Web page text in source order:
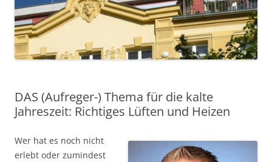
DAS (Aufreger-) Thema für die kalte
Jahreszeit: Richtiges Lüften und Heizen
Wer hat es noch nicht
erlebt oder zumindest